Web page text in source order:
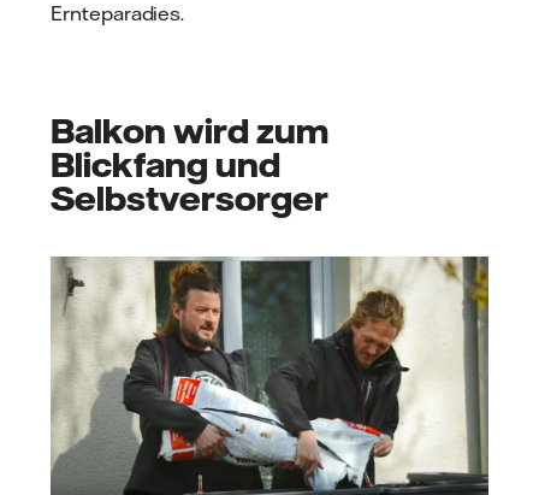
Ernteparadies.
Balkon wird zum
Blickfang und
Selbstversorger